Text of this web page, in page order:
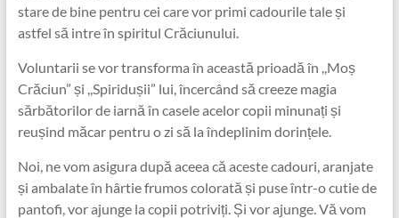
stare de bine pentru cei care vor primi cadourile tale și
astfel să intre în spiritul Crăciunului.
Voluntarii se vor transforma în această prioadă în ,,Moș
Crăciun” și ,,Spiridușii” lui, încercând să creeze magia
sărbătorilor de iarnă în casele acelor copii minunați și
reușind măcar pentru o zi să la îndeplinim dorințele.
Noi, ne vom asigura după aceea că aceste cadouri, aranjate
și ambalate în hârtie frumos colorată și puse într-o cutie de
pantofi, vor ajunge la copii potriviți. Și vor ajunge. Vă vom